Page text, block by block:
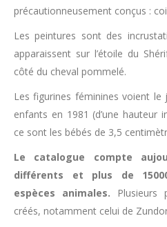
précautionneusement conçus :
Les peintures sont des
apparaissent sur l’étoile du
côté du cheval pommelé.
Les figurines féminines voient
enfants en 1981 (d’une hauteur
ce sont les bébés de 3,5
Le catalogue compte
différents et plus de
espèces animales. Plusieurs
créés, notamment celui de